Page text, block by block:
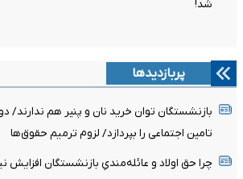
شد!
پربازدیدها
بازنشستگان توان خرید نان و پنیر هم ندارند/
تامین اجتماعی را بپردازد/ لزوم ترمیم حقوق‌ها
چرا حق اولاد و عائله‌مندیِ بازنشستگان افزایش